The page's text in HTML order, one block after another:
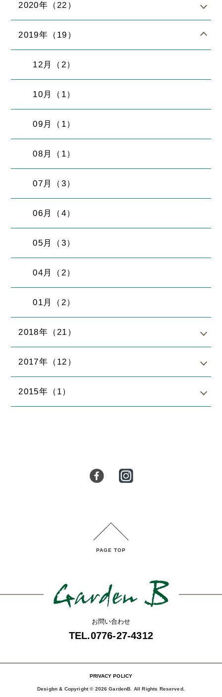
2020年（22）
2019年（19）
12月（2）
10月（1）
09月（1）
08月（1）
07月（3）
06月（4）
05月（3）
04月（2）
01月（2）
2018年（21）
2017年（12）
2015年（1）
PAGE TOP
お問い合わせ
TEL.0776-27-4312
PRIVACY POLICY
Desigbn & Copyright © 2026 GardenB. All Rights Reserved.